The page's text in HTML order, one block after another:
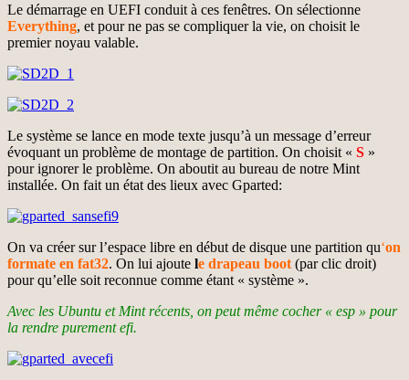
Le démarrage en UEFI conduit à ces fenêtres. On sélectionne
Everything, et pour ne pas se compliquer la vie, on choisit le
premier noyau valable.
Le système se lance en mode texte jusqu’à un message d’erreur
évoquant un problème de montage de partition. On choisit « S »
pour ignorer le problème. On aboutit au bureau de notre Mint
installée. On fait un état des lieux avec Gparted:
On va créer sur l’espace libre en début de disque une partition qu‘on
formate en fat32. On lui ajoute le drapeau boot (par clic droit)
pour qu’elle soit reconnue comme étant « système ».
Avec les Ubuntu et Mint récents, on peut même cocher « esp » pour
la rendre purement efi.